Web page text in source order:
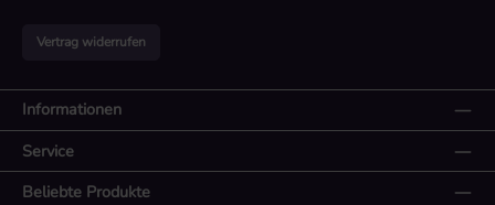
Vertrag widerrufen
Informationen
Service
Beliebte Produkte